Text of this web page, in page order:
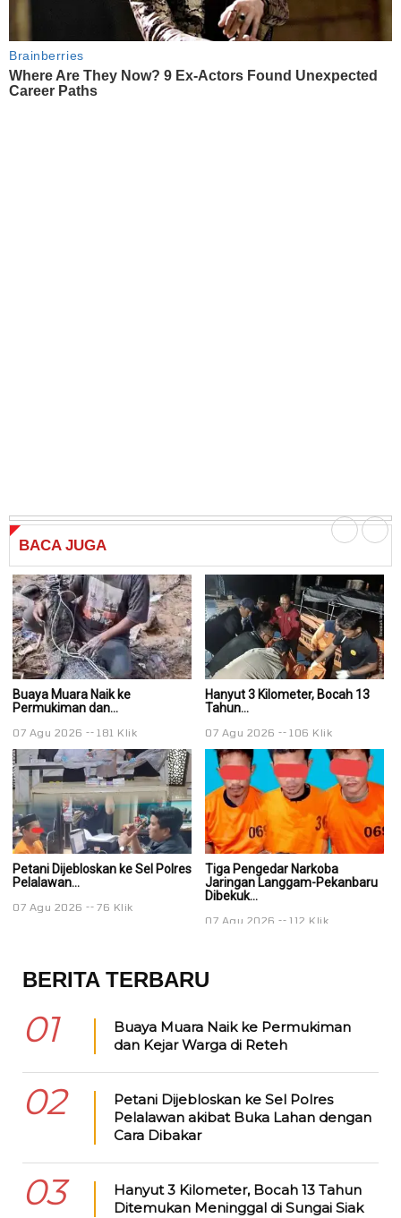
BACA JUGA
Buaya Muara Naik ke
Permukiman dan...
07 Agu 2026 181 Klik
Hanyut 3 Kilometer, Bocah 13
Tahun...
07 Agu 2026 106 Klik
Petani Dijebloskan ke Sel Polres
Pelalawan...
07 Agu 2026 76 Klik
Tiga Pengedar Narkoba
Jaringan Langgam-Pekanbaru
Dibekuk...
07 Agu 2026 112 Klik
BERITA TERBARU
01
Buaya Muara Naik ke Permukiman
dan Kejar Warga di Reteh
02
Petani Dijebloskan ke Sel Polres
Pelalawan akibat Buka Lahan dengan
Cara Dibakar
03
Hanyut 3 Kilometer, Bocah 13 Tahun
Ditemukan Meninggal di Sungai Siak